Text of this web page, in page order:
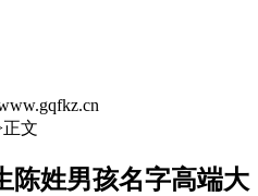
正文
陈姓男孩名字高端大